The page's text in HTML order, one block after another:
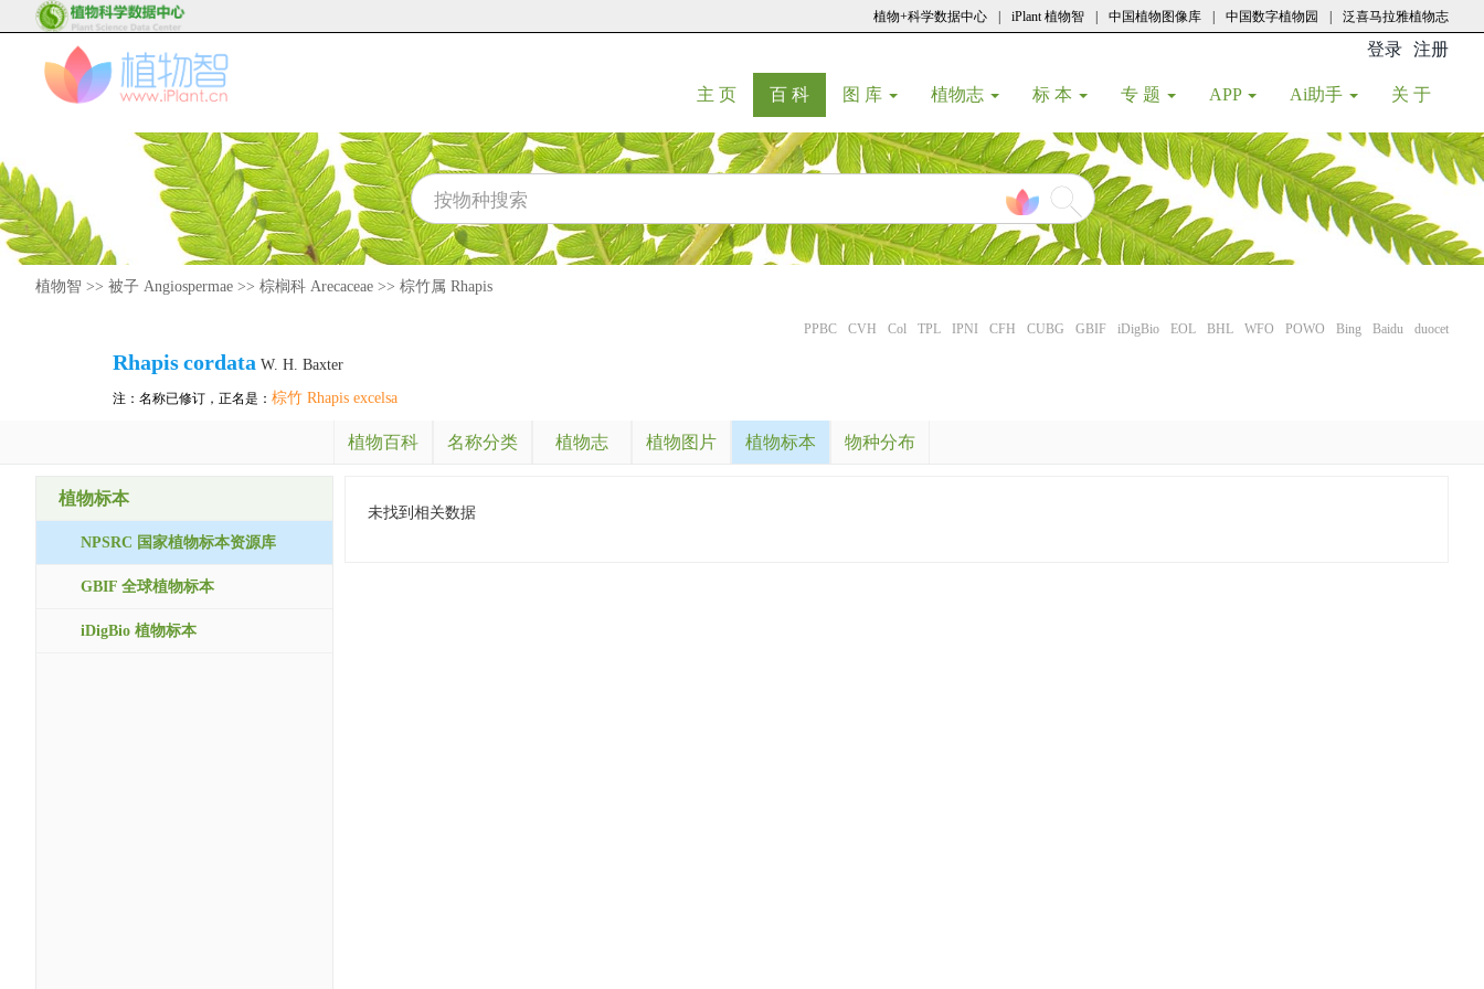
植物+科学数据中心 iPlant 植物智 中国植物图像库 中国数字植物园 泛喜马拉雅植物志
登录 注册
主 页(current)
百 科(current)
图 库 植物志 标 本 专 题 APP Ai助手 关 于
植物智 >> 被子 Angiospermae >> 棕榈科 Arecaceae >> 棕竹属 Rhapis
PPBC CVH Col TPL IPNI CFH CUBG GBIF iDigBio EOL BHL WFO POWO Bing Baidu duocet
Rhapiscordata W. H. Baxter
注：名称已修订，正名是： 棕竹 Rhapis excelsa
植物百科 名称分类 植物志 植物图片 植物标本 物种分布
植物标本
NPSRC 国家植物标本资源库
GBIF 全球植物标本
iDigBio 植物标本
未找到相关数据